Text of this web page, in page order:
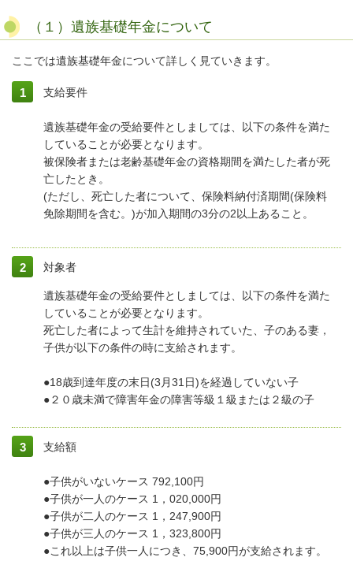
（１）遺族基礎年金について
ここでは遺族基礎年金について詳しく見ていきます。
支給要件
遺族基礎年金の受給要件としましては、以下の条件を満た
していることが必要となります。
被保険者または老齢基礎年金の資格期間を満たした者が死
亡したとき。
(ただし、死亡した者について、保険料納付済期間(保険料
免除期間を含む。)が加入期間の3分の2以上あること。
対象者
遺族基礎年金の受給要件としましては、以下の条件を満た
していることが必要となります。
死亡した者によって生計を維持されていた、子のある妻，
子供が以下の条件の時に支給されます。
●18歳到達年度の末日(3月31日)を経過していない子
●２０歳未満で障害年金の障害等級１級または２級の子
支給額
●子供がいないケース 792,100円
●子供が一人のケース 1，020,000円
●子供が二人のケース 1，247,900円
●子供が三人のケース 1，323,800円
●これ以上は子供一人につき、75,900円が支給されます。